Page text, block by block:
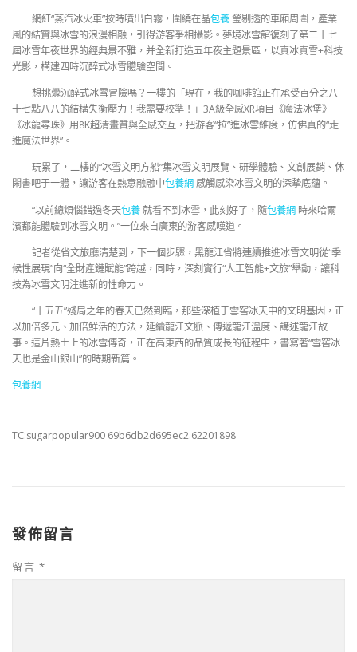
網紅“蒸汽冰火車”按時噴出白霧，圍繞在晶包養瑩剔透的車廂周圍，產業
風的結實與冰雪的浪漫相融，引得游客爭相攝影。夢境冰雪館復刻了第二十七
屆冰雪年夜世界的經典景不雅，并全新打造五年夜主題景區，以真冰真雪+科技
光影，構建四時沉醉式冰雪體驗空間。
想挑釁沉醉式冰雪冒險嗎？一樓的「現在，我的咖啡館正在承受百分之八
十七點八八的結構失衡壓力！我需要校準！」3A級全感XR項目《魔法冰堡》
《冰龍尋珠》用8K超清畫質與全感交互，把游客“拉”進冰雪維度，仿佛真的“走
進魔法世界”。
玩累了，二樓的“冰雪文明方船”集冰雪文明展覽、研學體驗、文創展銷、休
閑書吧于一體，讓游客在熱意融融中包養網感觸感染冰雪文明的深摯底蘊。
“以前總煩惱錯過冬天包養就看不到冰雪，此刻好了，隨包養網時來哈爾
濱都能體驗到冰雪文明。”一位來自廣東的游客感嘆道。
記者從省文旅廳清楚到，下一個步驟，黑龍江省將連續推進冰雪文明從“季
候性展現”向“全財產鏈賦能”跨越，同時，深刻實行“人工智能+文旅”舉動，讓科
技為冰雪文明注進新的性命力。
“十五五”殘局之年的春天已然到臨，那些深植于雪窖冰天中的文明基因，正
以加倍多元、加倍鮮活的方法，延續龍江文脈、傳遞龍江溫度、講述龍江故
事。這片熱土上的冰雪傳奇，正在高東西的品質成長的征程中，書寫著“雪窖冰
天也是金山銀山”的時期新篇。
包養網
TC:sugarpopular900 69b6db2d695ec2.62201898
發佈留言
留言 *